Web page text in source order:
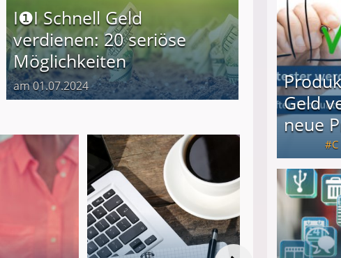
I❶I Schnell Geld
verdienen: 20 seriöse
Möglichkeiten
am 01.07.2024
Geld
neue
C
Produkttester werden und Geld verdienen ↻ Täglich